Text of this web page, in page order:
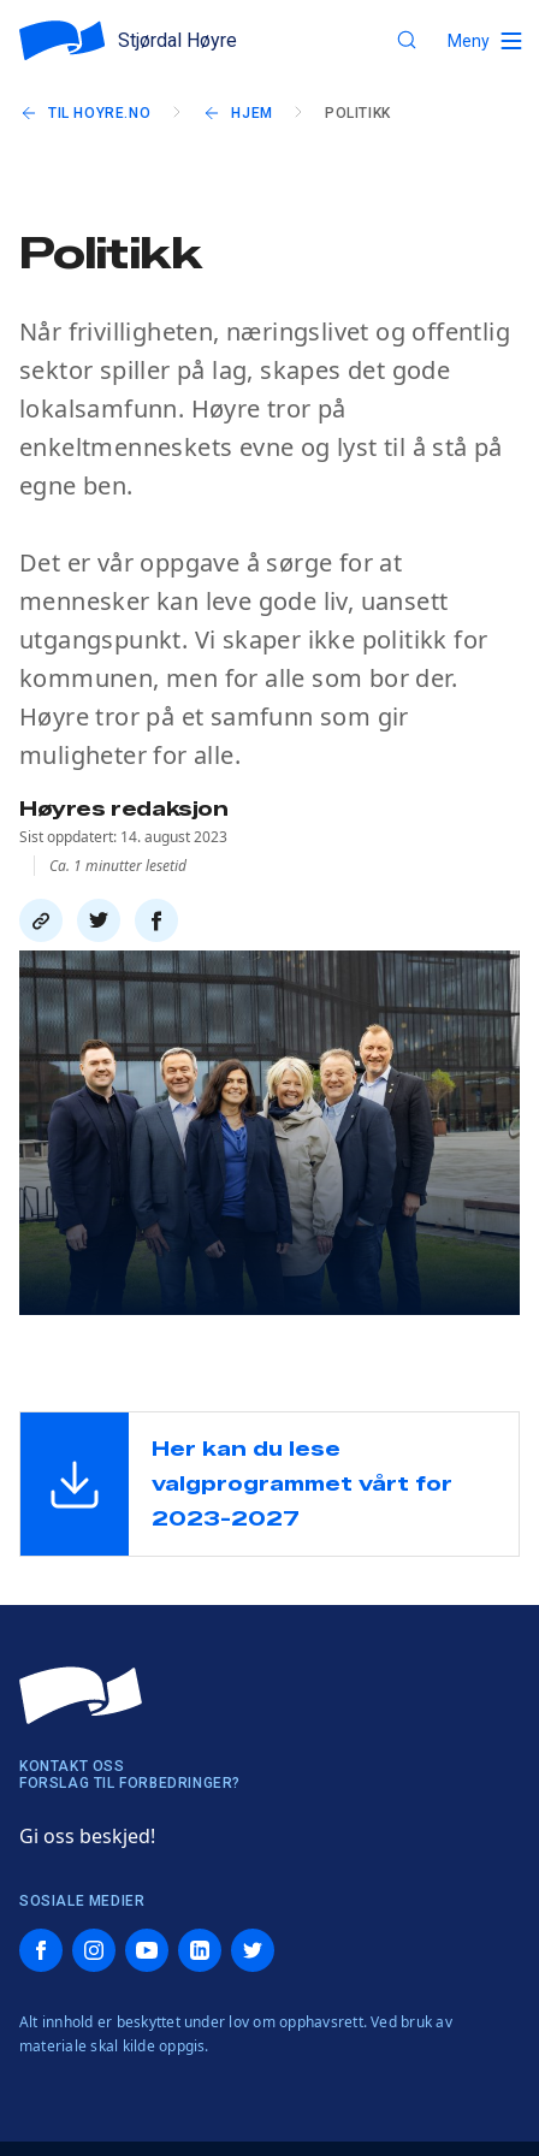
Stjørdal Høyre Meny
TIL HOYRE.NO HJEM POLITIKK
Politikk
Når frivilligheten, næringslivet og offentlig
sektor spiller på lag, skapes det gode
lokalsamfunn. Høyre tror på
enkeltmenneskets evne og lyst til å stå på
egne ben.
Det er vår oppgave å sørge for at
mennesker kan leve gode liv, uansett
utgangspunkt. Vi skaper ikke politikk for
kommunen, men for alle som bor der.
Høyre tror på et samfunn som gir
muligheter for alle.
Høyres redaksjon
Sist oppdatert: 14. august 2023
Ca. 1 minutter lesetid
Del
link
Del
på
twitter
Del
på
facebook
Her kan du lese
valgprogrammet vårt for
2023-2027
KONTAKT OSS
FORSLAG TIL FORBEDRINGER?
Gi oss beskjed!
SOSIALE MEDIER
FacebookInstagramYouTubeLinkedInTwitter
Alt innhold er beskyttet under lov om opphavsrett. Ved bruk av
materiale skal kilde oppgis.